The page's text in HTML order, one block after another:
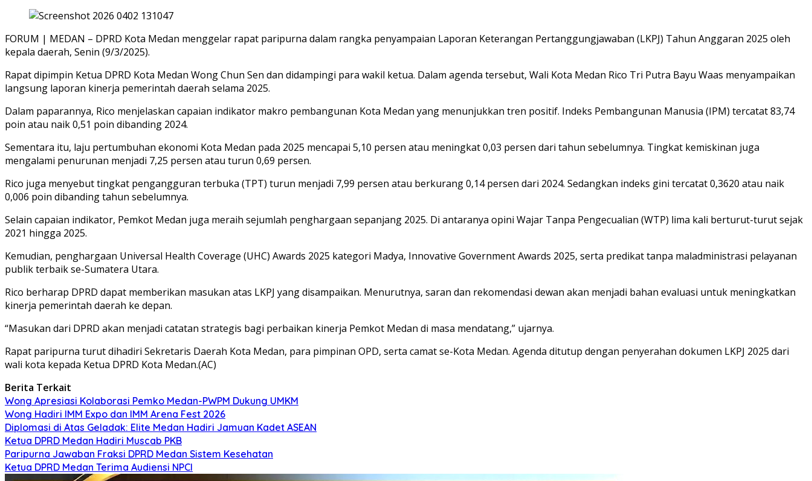
FORUM | MEDAN – DPRD Kota Medan menggelar rapat paripurna dalam rangka penyampaian Laporan Keterangan Pertanggungjawaban (LKPJ) Tahun Anggaran 2025 oleh
kepala daerah, Senin (9/3/2025).
Rapat dipimpin Ketua DPRD Kota Medan Wong Chun Sen dan didampingi para wakil ketua. Dalam agenda tersebut, Wali Kota Medan Rico Tri Putra Bayu Waas menyampaikan
langsung laporan kinerja pemerintah daerah selama 2025.
Dalam paparannya, Rico menjelaskan capaian indikator makro pembangunan Kota Medan yang menunjukkan tren positif. Indeks Pembangunan Manusia (IPM) tercatat 83,74
poin atau naik 0,51 poin dibanding 2024.
Sementara itu, laju pertumbuhan ekonomi Kota Medan pada 2025 mencapai 5,10 persen atau meningkat 0,03 persen dari tahun sebelumnya. Tingkat kemiskinan juga
mengalami penurunan menjadi 7,25 persen atau turun 0,69 persen.
Rico juga menyebut tingkat pengangguran terbuka (TPT) turun menjadi 7,99 persen atau berkurang 0,14 persen dari 2024. Sedangkan indeks gini tercatat 0,3620 atau naik
0,006 poin dibanding tahun sebelumnya.
Selain capaian indikator, Pemkot Medan juga meraih sejumlah penghargaan sepanjang 2025. Di antaranya opini Wajar Tanpa Pengecualian (WTP) lima kali berturut-turut sejak
2021 hingga 2025.
Kemudian, penghargaan Universal Health Coverage (UHC) Awards 2025 kategori Madya, Innovative Government Awards 2025, serta predikat tanpa maladministrasi pelayanan
publik terbaik se-Sumatera Utara.
Rico berharap DPRD dapat memberikan masukan atas LKPJ yang disampaikan. Menurutnya, saran dan rekomendasi dewan akan menjadi bahan evaluasi untuk meningkatkan
kinerja pemerintah daerah ke depan.
“Masukan dari DPRD akan menjadi catatan strategis bagi perbaikan kinerja Pemkot Medan di masa mendatang,” ujarnya.
Rapat paripurna turut dihadiri Sekretaris Daerah Kota Medan, para pimpinan OPD, serta camat se-Kota Medan. Agenda ditutup dengan penyerahan dokumen LKPJ 2025 dari
wali kota kepada Ketua DPRD Kota Medan.(AC)
Berita Terkait
Wong Apresiasi Kolaborasi Pemko Medan-PWPM Dukung UMKM
Wong Hadiri IMM Expo dan IMM Arena Fest 2026
Diplomasi di Atas Geladak: Elite Medan Hadiri Jamuan Kadet ASEAN
Ketua DPRD Medan Hadiri Muscab PKB
Paripurna Jawaban Fraksi DPRD Medan Sistem Kesehatan
Ketua DPRD Medan Terima Audiensi NPCI